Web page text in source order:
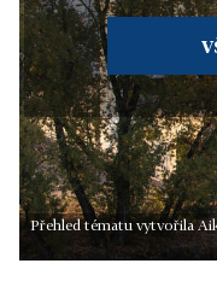
Přehled tématu vytvořila